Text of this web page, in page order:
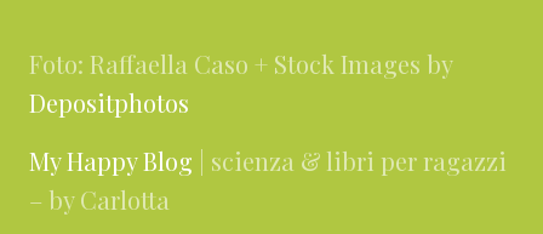
Foto: Raffaella Caso + Stock Images by
Depositphotos
My Happy Blog | scienza & libri per ragazzi
– by Carlotta